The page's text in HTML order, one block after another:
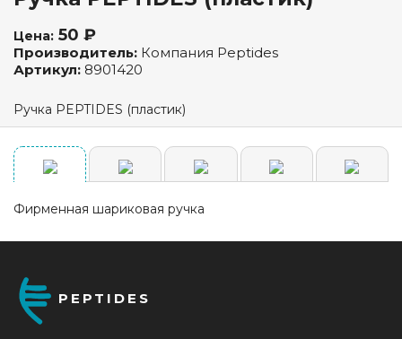
Цена: 50 ₽
Производитель: Компания Peptides
Артикул: 8901420
Ручка PEPTIDES (пластик)
Фирменная шариковая ручка
PEPTIDES